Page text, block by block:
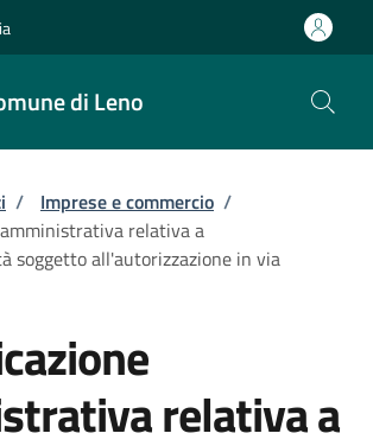
di Leno
pane
/ Imprese e commercio /
relativa a
soggetto all'autorizzazione in via
relativa a